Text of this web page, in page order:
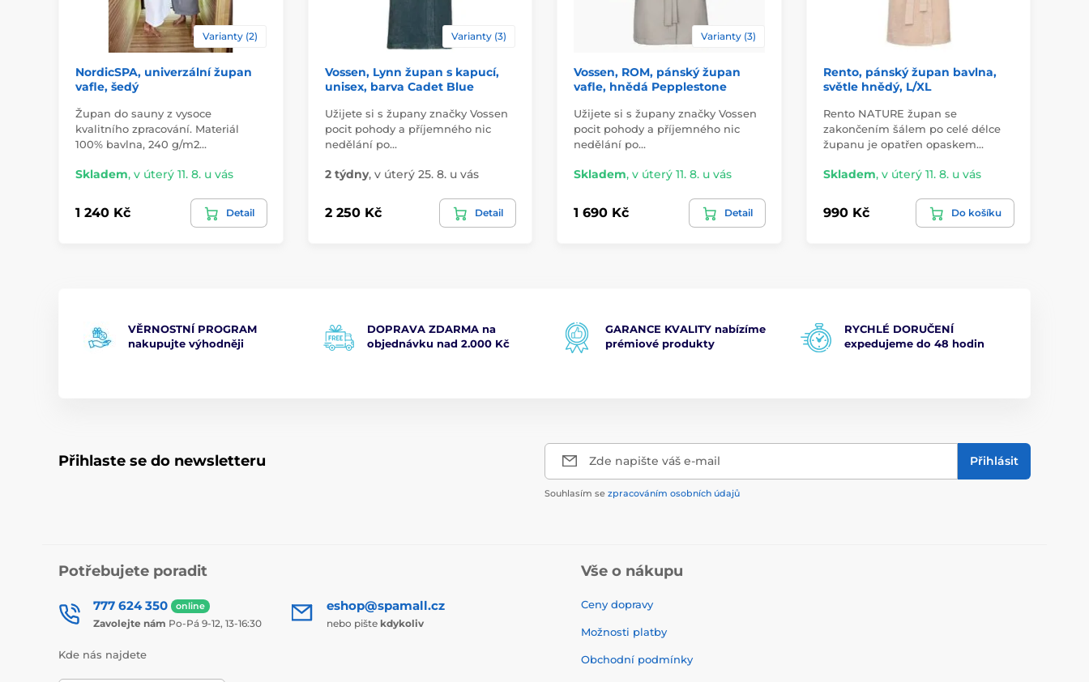
Varianty (2)
NordicSPA, univerzální župan
vafle, šedý
Župan do sauny z vysoce
kvalitního zpracování. Materiál
100% bavlna, 240 g/m2…
Skladem, v úterý 11. 8. u vás
1 240 Kč Detail
Varianty (3)
Vossen, Lynn župan s kapucí,
unisex, barva Cadet Blue
Užijete si s župany značky Vossen
pocit pohody a příjemného nic
nedělání po…
2 týdny, v úterý 25. 8. u vás
2 250 Kč Detail
Varianty (3)
Vossen, ROM, pánský župan
vafle, hnědá Pepplestone
Užijete si s župany značky Vossen
pocit pohody a příjemného nic
nedělání po…
Skladem, v úterý 11. 8. u vás
1 690 Kč Detail
Rento, pánský župan bavlna,
světle hnědý, L/XL
Rento NATURE župan se
zakončením šálem po celé délce
županu je opatřen opaskem…
Skladem, v úterý 11. 8. u vás
990 Kč Do košíku
VĚRNOSTNÍ PROGRAM
nakupujte výhodněji
DOPRAVA ZDARMA na
objednávku nad 2.000 Kč
GARANCE KVALITY nabízíme
prémiové produkty
RYCHLÉ DORUČENÍ
expedujeme do 48 hodin
Přihlaste se do newsletteru Zde napište váš e-mail Přihlásit
Souhlasím se zpracováním osobních údajů
Potřebujete poradit
777 624 350 online
Zavolejte nám Po-Pá 9-12, 13-16:30
eshop@spamall.cz
nebo pište kdykoliv
Kde nás najdete
Vše o nákupu
Ceny dopravy
Možnosti platby
Obchodní podmínky